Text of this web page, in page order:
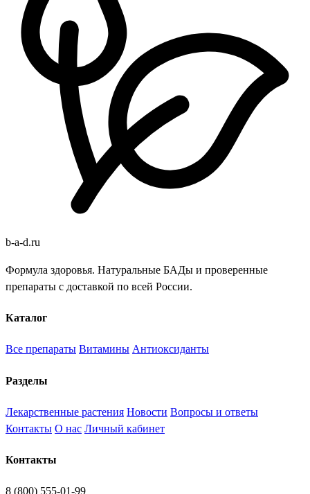
b-a-d.ru
Формула здоровья. Натуральные БАДы и проверенные
препараты с доставкой по всей России.
Каталог
Все препараты Витамины Антиоксиданты
Разделы
Лекарственные растения Новости Вопросы и ответы
Контакты О нас Личный кабинет
Контакты
8 (800) 555-01-99